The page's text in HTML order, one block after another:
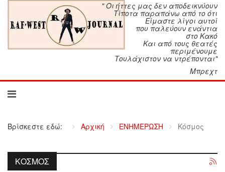
" Οι ήττες μας δεν αποδεικνύουν
Τίποτα παραπάνω από το ότι
Είμαστε λίγοι αυτοί
που παλεύουν ενάντια
στο Κακό
Και από τους θεατές
περιμένουμε
Τουλάχιστον να ντρέπονται"
Μπρεχτ
Βρίσκεστε εδώ: Αρχική ΕΝΗΜΕΡΩΣΗ Κόσμος
ΚΌΣΜΟΣ